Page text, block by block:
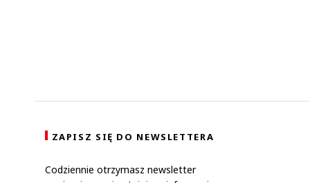
This
Nic
ZAPISZ SIĘ DO NEWSLETTERA
Codziennie otrzymasz newsletter